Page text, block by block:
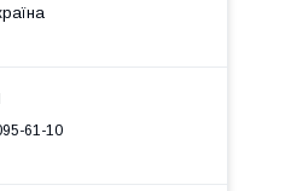
61-10